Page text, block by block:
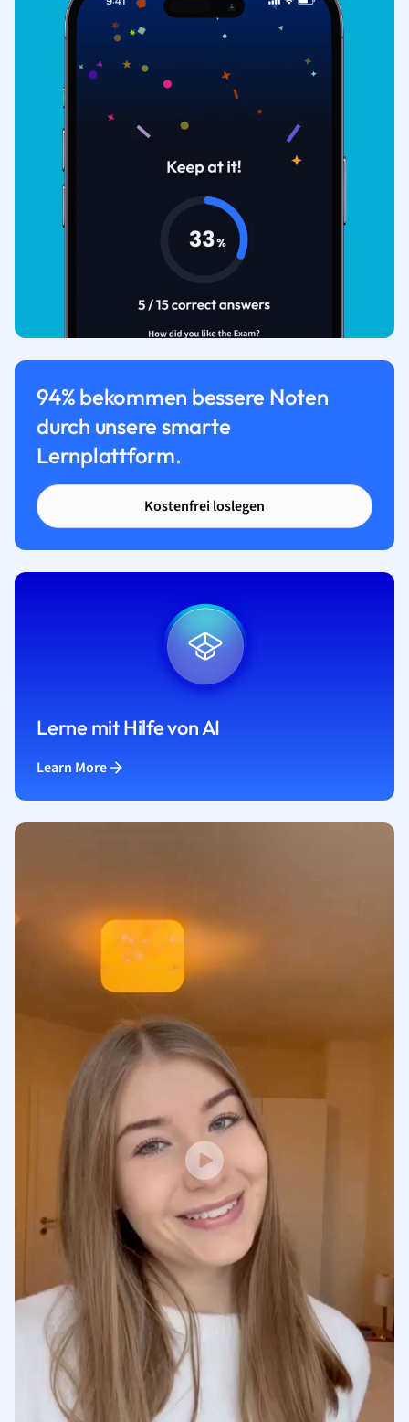
94% bekommen bessere Noten
durch unsere smarte
Lernplattform.
Kostenfrei loslegen
Lerne mit Hilfe von AI
Learn More